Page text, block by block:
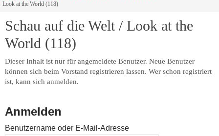
Look at the World (118)
Schau auf die Welt / Look at the
World (118)
Dieser Inhalt ist nur für angemeldete Benutzer. Neue Benutzer
können sich beim Vorstand registrieren lassen. Wer schon registriert
ist, kann sich anmelden.
Anmelden
Benutzername oder E-Mail-Adresse